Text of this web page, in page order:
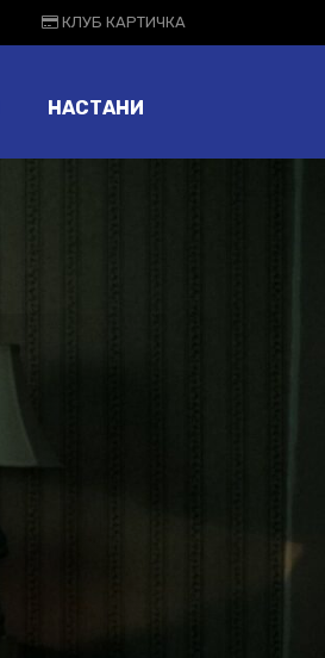
КЛУБ КАРТИЧКА
НАСТАНИ